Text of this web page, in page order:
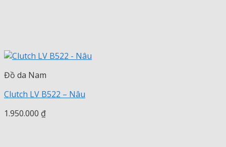
Đồ da Nam
Clutch LV B522 – Nâu
1.950.000 ₫